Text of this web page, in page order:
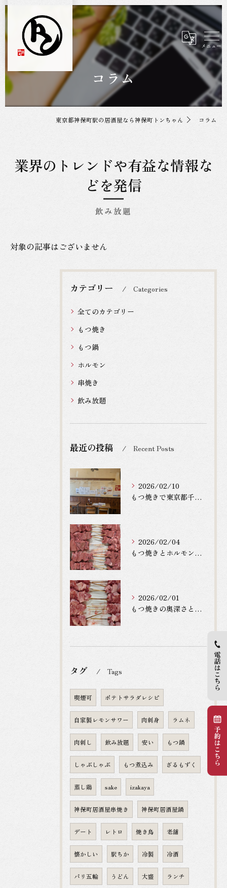
コラム
東京都神保町駅の居酒屋なら神保町トンちゃん コラム
業界のトレンドや有益な情報な
どを発信
飲み放題
対象の記事はございません
カテゴリー Categories
全てのカテゴリー
もつ焼き
もつ鍋
ホルモン
串焼き
飲み放題
最近の投稿 Recent Posts
2026/02/10
もつ焼きで東京都千代田区神田神保町のジューシーハラミ串を堪能する極上の楽しみ方
2026/02/04
もつ焼きとホルモンの奥深い味わいを神保町駅近くで満喫するコツ
2026/02/01
もつ焼きの奥深さと神保町駅で味わうトンちゃんの厚切りタン串体験ガイド
タグ Tags
喫煙可 ポテトサラダレシピ
自家製レモンサワー 肉刺身 ラムネ
肉刺し 飲み放題 安い もつ鍋
しゃぶしゃぶ もつ煮込み ざるもずく
蒸し鶏 sake izakaya
神保町居酒屋串焼き 神保町居酒屋鍋
デート レトロ 焼き鳥 老舗
懐かしい 駅ちか 冷製 冷酒
パリ五輪 うどん 大盛 ランチ